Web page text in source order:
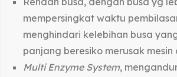
mempersingkat waktu
menghindari kelebihan busa
panjang beresiko merusak mesin
Multi Enzyme System,